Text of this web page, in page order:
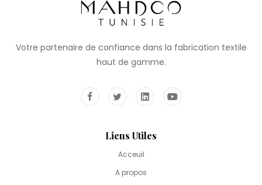
Votre partenaire de confiance dans la fabrication textile
haut de gamme.
Liens Utiles
Acceuil
A propos